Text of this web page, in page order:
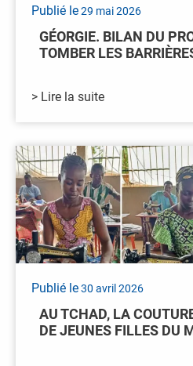
Publié le29 mai 2026
GÉORGIE. BILAN DU
TOMBER LES
> Lire la suite
Publié le30 avril 2026
AU TCHAD, LA
DE JEUNES FILLES DU